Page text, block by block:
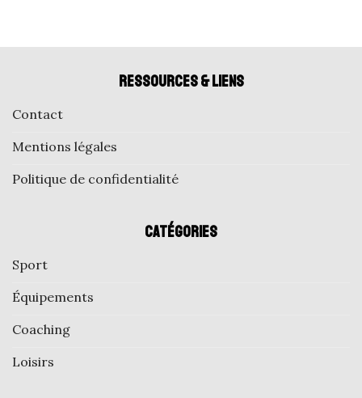
Ressources & liens
Contact
Mentions légales
Politique de confidentialité
Catégories
Sport
Équipements
Coaching
Loisirs